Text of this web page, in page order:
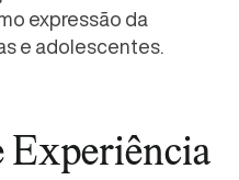
expressão da
e adolescentes.
Experiência